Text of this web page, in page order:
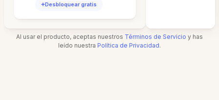
Desbloquear gratis
Al usar el producto, aceptas nuestros Términos de Servicio y has
leído nuestra Política de Privacidad.